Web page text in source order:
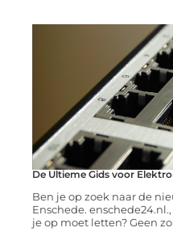
De Ultieme Gids voor
Ben je op zoek naar de
Enschede.
je op moet letten? Geen